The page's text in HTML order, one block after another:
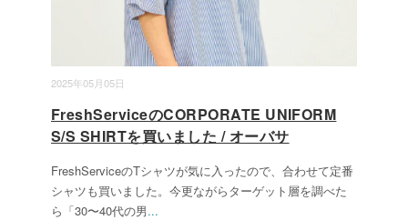
2025年05月05日
FreshServiceのCORPORATE UNIFORM
S/S SHIRTを買いました / オーバサ
FreshServiceのTシャツが気に入ったので、合わせて定番
シャツも買いました。今更ながらターゲット層を調べた
ら「30〜40代の男...